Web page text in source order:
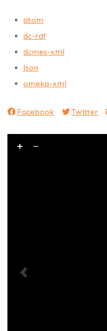
atom
dc-rdf
dcmes-xml
json
omeka-xml
Facebook Twitter